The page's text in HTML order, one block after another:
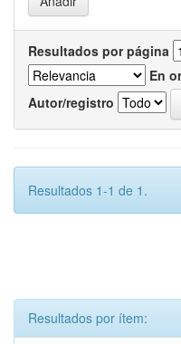
Resultados por página
En
Autor/registro
Resultados 1-1 de 1.
Resultados por ítem: